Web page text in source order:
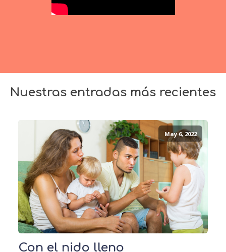
Nuestras entradas más recientes
May 6, 2022
Con el nido lleno